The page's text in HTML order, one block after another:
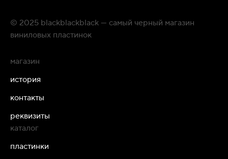
© 2025 blackblackblack — самый черный магазин
виниловых пластинок
магазин
история
контакты
реквизиты
каталог
пластинки